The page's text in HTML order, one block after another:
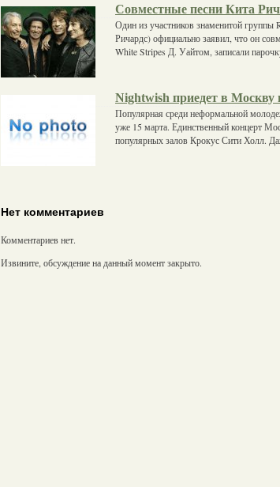
Совместные песни Кита
Один из участников знаменитой группы
Ричардс) официально заявил, что он
White Stripes Д. Уайтом, записали
Nightwish приедет в Москву
Популярная среди неформальной
уже 15 марта. Единственный концерт
популярных залов Крокус Сити Холл.
Нет комментариев
Комментариев нет.
Извините, обсуждение на данный момент закрыто.